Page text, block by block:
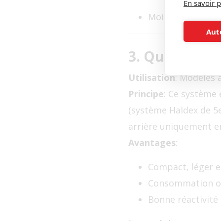
Moins efficace
3. Quattro
Utilisation: Modèles
Principe: Ce
(système Haldex de
arrière uniquement
Avantages:
Compact, léger
Consommation
Bonne
En savoir